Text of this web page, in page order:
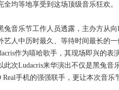
全均等地享受到这场顶级音乐狂欢。
乐节工作人员透露，主办方从向
艺人中历时最久、等待时间最长的
作为嘻哈歌手，其现场即兴的
此次Ludacris来华演出不仅是黑兔
Real手机的强强联手，更让本次音乐